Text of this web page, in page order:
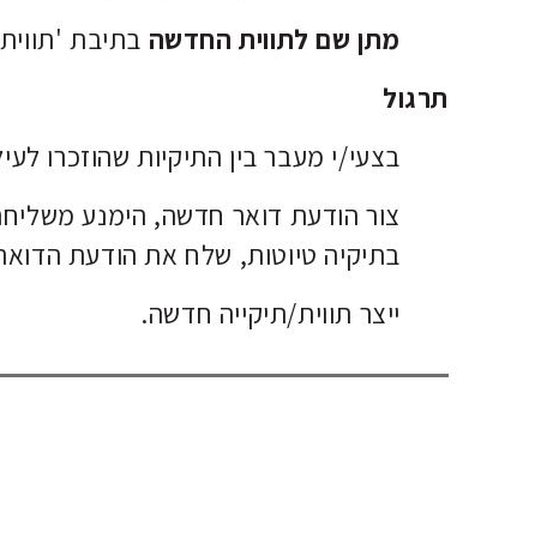
מתן שם לתווית החדשה בתיבת
תרגול
בצעי/י מעבר בין התיקיות שהוזכרו
צור הודעת דואר חדשה, הימנע
בתיקיה טיוטות, שלח את הודעת
ייצר תווית/תיקייה חדשה.